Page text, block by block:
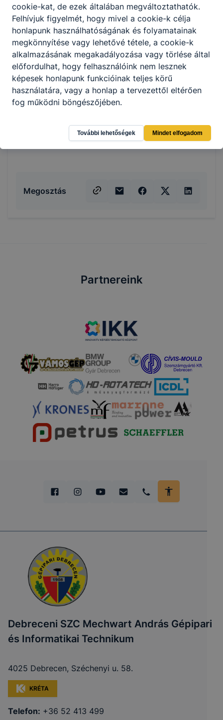
Megosztás
Partnereink
Debreceni SZC Mechwart András Gépipari
és Informatikai Technikum
4025 Debrecen, Széchenyi u. 58.
KRÉTA
Telefon: +36 52 413 499
cookie-kat, de ezek általában megváltoztathatók.
Felhívjuk figyelmét, hogy mivel a cookie-k célja
honlapunk használhatóságának és folyamatainak
megkönnyítése vagy lehetővé tétele, a cookie-k
alkalmazásának megakadályozása vagy törlése által
előfordulhat, hogy felhasználóink nem lesznek
képesek honlapunk funkcióinak teljes körű
használatára, vagy a honlap a tervezettől eltérően
fog működni böngészőjében.
További lehetőségek Mindet elfogadom